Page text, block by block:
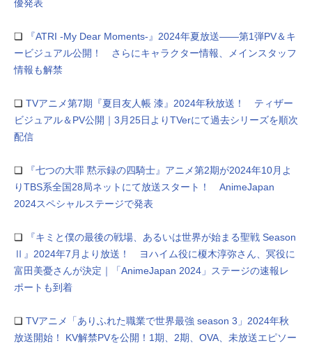
優発表
❏
『ATRI -My Dear Moments-』2024年夏放送――第1弾PV＆キ
ービジュアル公開！ さらにキャラクター情報、メインスタッフ
情報も解禁
❏ TVアニメ第7期『夏目友人帳 漆』2024年秋放送！ ティザー
ビジュアル＆PV公開｜3月25日よりTVerにて過去シリーズを順次
配信
❏
『七つの大罪 黙示録の四騎士』アニメ第2期が2024年10月よ
りTBS系全国28局ネットにて放送スタート！ AnimeJapan
2024スペシャルステージで発表
❏
『キミと僕の最後の戦場、あるいは世界が始まる聖戦 Season
Ⅱ』2024年7月より放送！ ヨハイム役に榎木淳弥さん、冥役に
富田美憂さんが決定｜「AnimeJapan 2024」ステージの速報レ
ポートも到着
❏ TVアニメ「ありふれた職業で世界最強 season 3」2024年秋
放送開始！ KV解禁PVを公開！1期、2期、OVA、未放送エピソー